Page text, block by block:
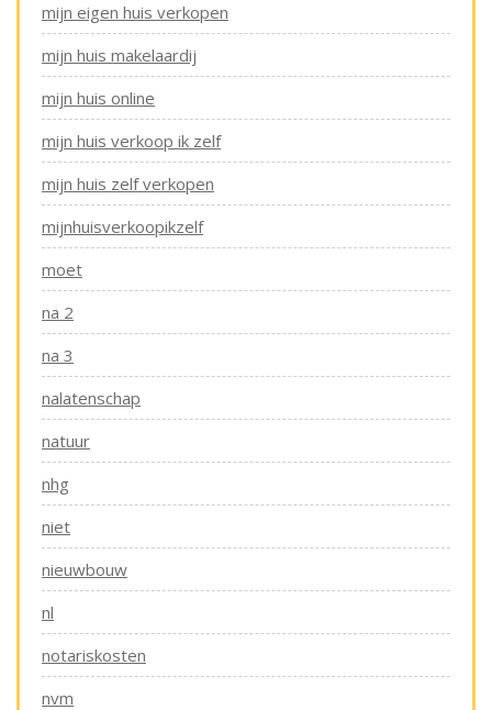
mijn eigen huis verkopen
mijn huis makelaardij
mijn huis online
mijn huis verkoop ik zelf
mijn huis zelf verkopen
mijnhuisverkoopikzelf
moet
na 2
na 3
nalatenschap
natuur
nhg
niet
nieuwbouw
nl
notariskosten
nvm